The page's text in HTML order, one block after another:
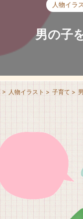
人物イラ
男の子
> 人物イラスト > 子育て >